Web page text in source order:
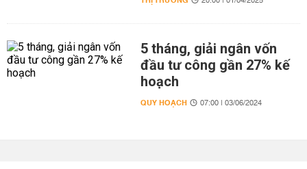
5 tháng, giải ngân vốn
đầu tư công gần 27% kế
hoạch
QUY HOẠCH 07:00 | 03/06/2024